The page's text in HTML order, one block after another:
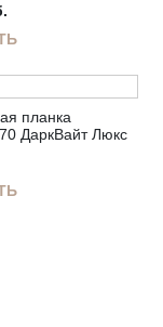
планка
ДаркВайт Люкс